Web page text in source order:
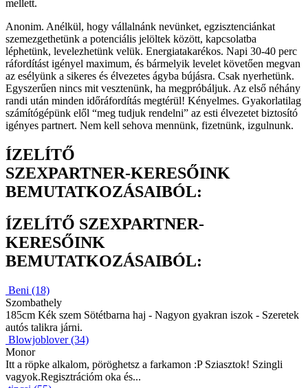
mellett.
Anonim. Anélkül, hogy vállalnánk nevünket, egzisztenciánkat
szemezgethetünk a potenciális jelöltek között, kapcsolatba
léphetünk, levelezhetünk velük. Energiatakarékos. Napi 30-40 perc
ráfordítást igényel maximum, és bármelyik levelet követően megvan
az esélyünk a sikeres és élvezetes ágyba bújásra. Csak nyerhetünk.
Egyszerűen nincs mit vesztenünk, ha megpróbáljuk. Az első néhány
randi után minden időráfordítás megtérül! Kényelmes. Gyakorlatilag
számítógépünk elől “meg tudjuk rendelni” az esti élvezetet biztosító
igényes partnert. Nem kell sehova mennünk, fizetnünk, izgulnunk.
ÍZELÍTŐ
SZEXPARTNER-KERESŐINK
BEMUTATKOZÁSAIBÓL:
ÍZELÍTŐ SZEXPARTNER-
KERESŐINK
BEMUTATKOZÁSAIBÓL:
Beni (18)
Szombathely
185cm Kék szem Sötétbarna haj - Nagyon gyakran iszok - Szeretek
autós talikra járni.
Blowjoblover (34)
Monor
Itt a röpke alkalom, pöröghetsz a farkamon :P Sziasztok! Szingli
vagyok.Regisztrációm oka és...